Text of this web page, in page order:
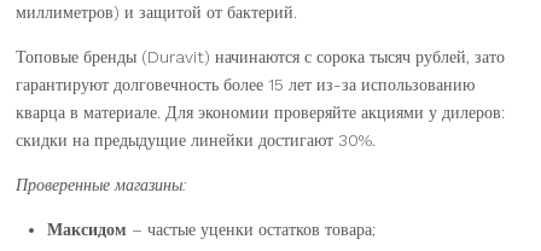
миллиметров) и защитой от бактерий.
Топовые бренды (Duravit) начинаются с сорока тысяч рублей, зато
гарантируют долговечность более 15 лет из-за использованию
кварца в материале. Для экономии проверяйте акциями у дилеров:
скидки на предыдущие линейки достигают 30%.
Проверенные магазины:
Максидом – частые уценки остатков товара;